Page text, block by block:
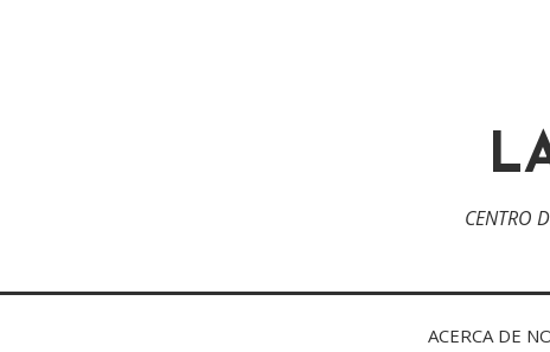
CENTRO
ACERCA DE